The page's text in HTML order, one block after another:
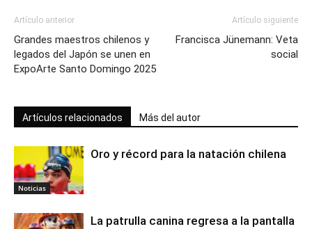
Artículo anterior
Grandes maestros chilenos y
legados del Japón se unen en
ExpoArte Santo Domingo 2025
Artículo siguiente
Francisca Jünemann: Veta
social
Artículos relacionados Más del autor
Noticias
Oro y récord para la natación chilena
La patrulla canina regresa a la pantalla